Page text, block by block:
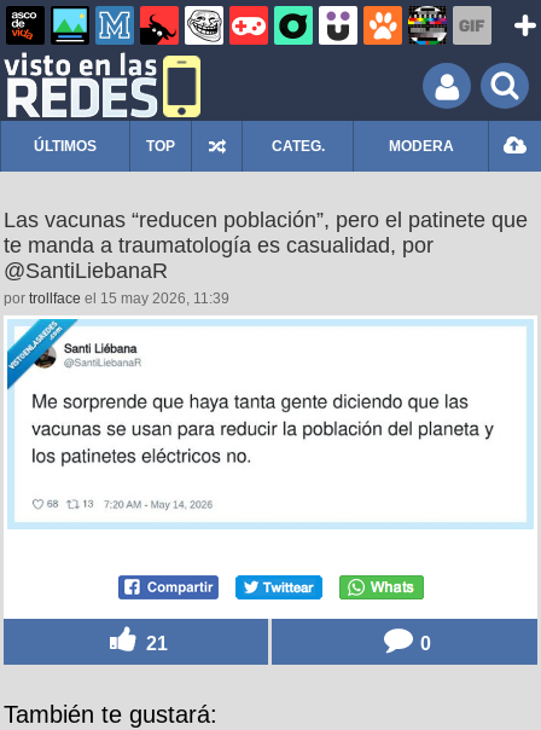
ÚLTIMOS TOP CATEG. MODERA
Las vacunas “reducen población”, pero el patinete que
te manda a traumatología es casualidad, por
@SantiLiebanaR
por trollface el 15 may 2026, 11:39
21 0
También te gustará: